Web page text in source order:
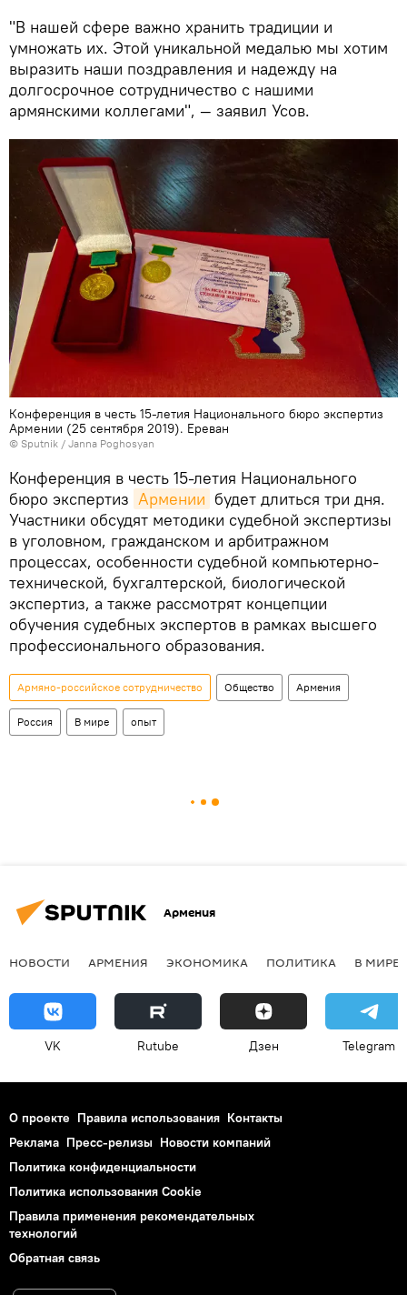
"В нашей сфере важно хранить традиции и
умножать их. Этой уникальной медалью мы хотим
выразить наши поздравления и надежду на
долгосрочное сотрудничество с нашими
армянскими коллегами", — заявил Усов.
Конференция в честь 15-летия Национального бюро экспертиз
Армении (25 сентября 2019). Еревaн
© Sputnik / Janna Poghosyan
Конференция в честь 15-летия Национального
бюро экспертиз Армении будет длиться три дня.
Участники обсудят методики судебной экспертизы
в уголовном, гражданском и арбитражном
процессах, особенности судебной компьютерно-
технической, бухгалтерской, биологической
экспертиз, а также рассмотрят концепции
обучения судебных экспертов в рамках высшего
профессионального образования.
Армяно-российское сотрудничество Общество Армения
Россия В мире опыт
Армения
НОВОСТИ АРМЕНИЯ ЭКОНОМИКА ПОЛИТИКА В МИРЕ
VK Rutube Дзен Telegram
О проекте Правила использования Контакты
Реклама Пресс-релизы Новости компаний
Политика конфиденциальности
Политика использования Cookie
Правила применения рекомендательных
технологий
Обратная связь